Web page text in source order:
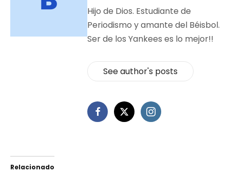
Hijo de Dios. Estudiante de
Periodismo y amante del Béisbol.
Ser de los Yankees es lo mejor!!
See author's posts
Relacionado